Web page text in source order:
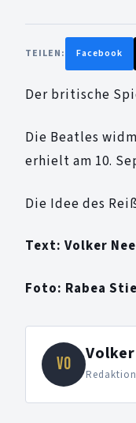
TEILEN: Facebook
Der britische
Die Beatles
erhielt am 10.
Die Idee des
Text: Volker
Foto: Rabea
VO